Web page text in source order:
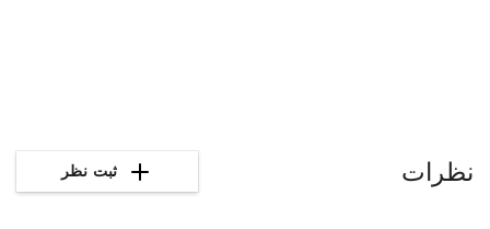
نظرات ثبت نظر